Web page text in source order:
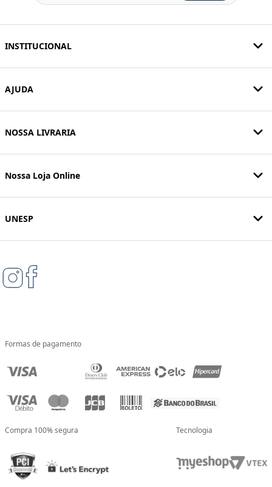
INSTITUCIONAL
AJUDA
NOSSA LIVRARIA
Nossa Loja Online
UNESP
Formas de pagamento
Compra 100% segura Tecnologia